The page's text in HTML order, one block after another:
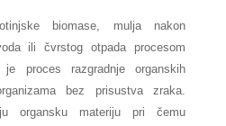
biomase, mulja nakon
ili čvrstog otpada procesom
proces razgradnje organskih
bez prisustva zraka.
organsku materiju pri čemu